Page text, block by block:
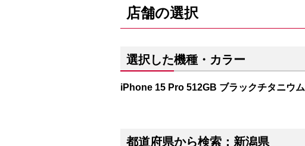
店舗の選択
選択した機種・カラー
iPhone 15 Pro 512GB ブラックチタニウム
都道府県から検索：新潟県